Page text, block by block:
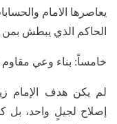
يعاصرها الامام
الحاكم الذي يبطش
خامساً: بناء وعي مقاوم
لم يكن هدف الإمام
إصلاح لجيلٍ واحد،